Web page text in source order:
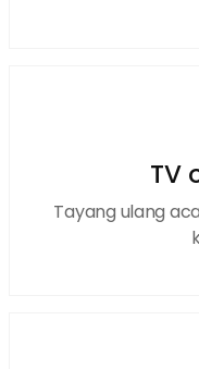
TV
Tayang ulang